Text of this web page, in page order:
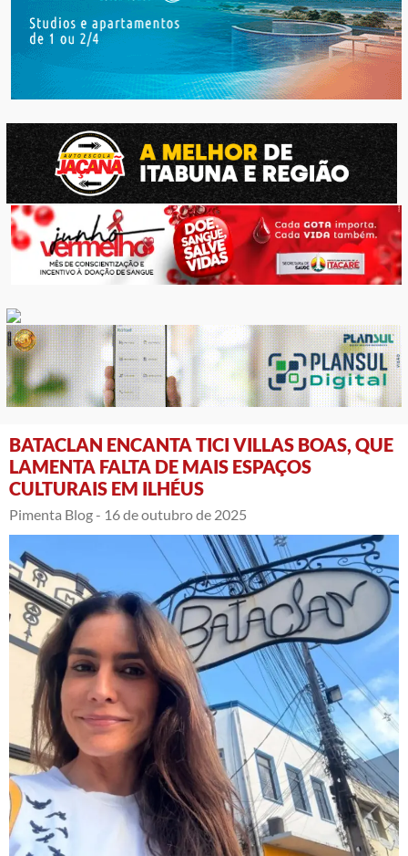
BATACLAN ENCANTA TICI VILLAS BOAS, QUE
LAMENTA FALTA DE MAIS ESPAÇOS
CULTURAIS EM ILHÉUS
Pimenta Blog - 16 de outubro de 2025